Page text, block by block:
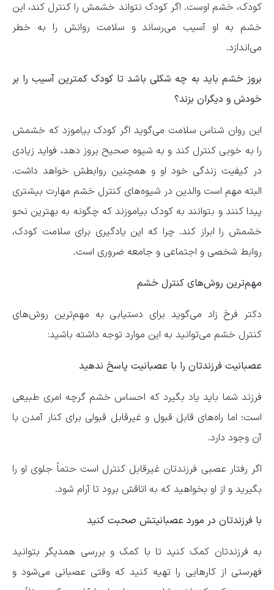
کودک، خشم اوست. اگر کودک نتواند خشمش را کنترل کند، این
خشم به او آسیب می‌رساند و سلامت روانش را به خطر
می‌اندازد.
بروز خشم باید به چه شکلی باشد تا کودک کمترین آسیب را بر
خودش و دیگران بزند؟
این روان شناس سلامت می‌گوید اگر کودک بیاموزد که خشمش
را به خوبی کنترل کند و به شیوه صحیح بروز دهد، فواید زیادی
در کیفیت زندگی خود او و همچنین روابطش خواهد داشت.
البته مهم است والدین در شیوه‌های کنترل خشم مهارت بیشتری
پیدا کنند و بتوانند به کودک بیاموزند که چگونه به بهترین نحو
خشمش را ابراز کند. چرا که این یادگیری برای سلامت کودک،
روابط شخصی و اجتماعی و جامعه ضروری است.
مهم‌ترین روش‌های کنترل خشم
دکتر فرخ زاد می‌گوید برای دستیابی به مهم‌ترین روش‌های
کنترل خشم می‌توانید به این موارد توجه داشته باشید:
عصبانیت فرزندتان را با عصبانیت پاسخ ندهید
فرزند شما باید یاد بگیرد که احساس خشم گرچه امری طبیعی
است؛ اما راه‌های قابل قبول و غیرقابل قبولی برای کنار آمدن با
آن وجود دارد.
اگر رفتار عصبی فرزندتان غیرقابل کنترل است حتماً جلوی او را
بگیرید و از او بخواهید که به اتاقش برود تا آرام شود.
با فرزندتان در مورد عصبانیتش صحبت کنید
به فرزندتان کمک کنید تا با کمک و بررسی همدیگر بتوانید
فهرستی از کار‌هایی را تهیه کنید که وقتی عصبانی می‌شود و